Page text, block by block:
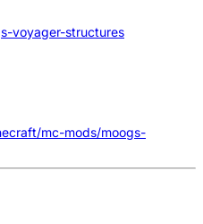
voyager-structures
mc-mods/moogs-